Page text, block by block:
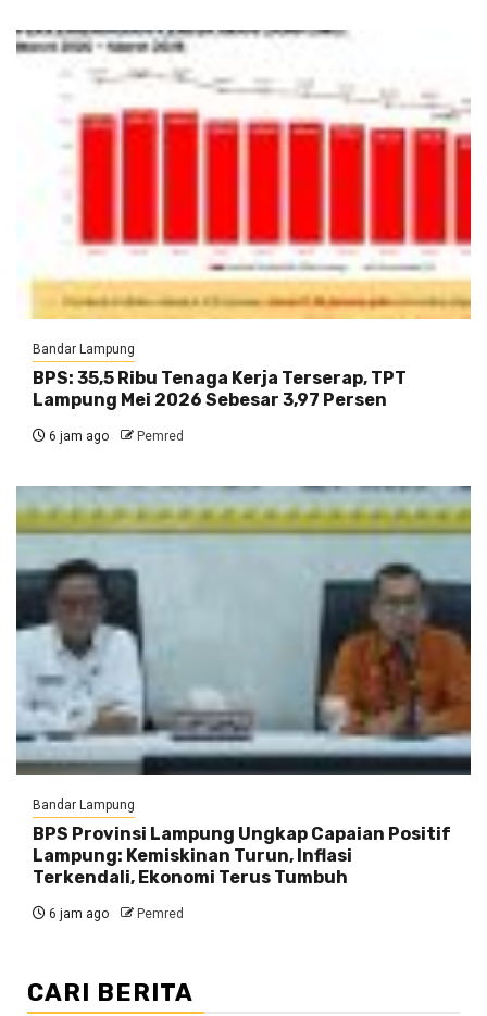
Bandar Lampung
BPS: 35,5 Ribu Tenaga Kerja Terserap, TPT
Lampung Mei 2026 Sebesar 3,97 Persen
6 jam ago Pemred
Bandar Lampung
BPS Provinsi Lampung Ungkap Capaian Positif
Lampung: Kemiskinan Turun, Inflasi
Terkendali, Ekonomi Terus Tumbuh
6 jam ago Pemred
CARI BERITA